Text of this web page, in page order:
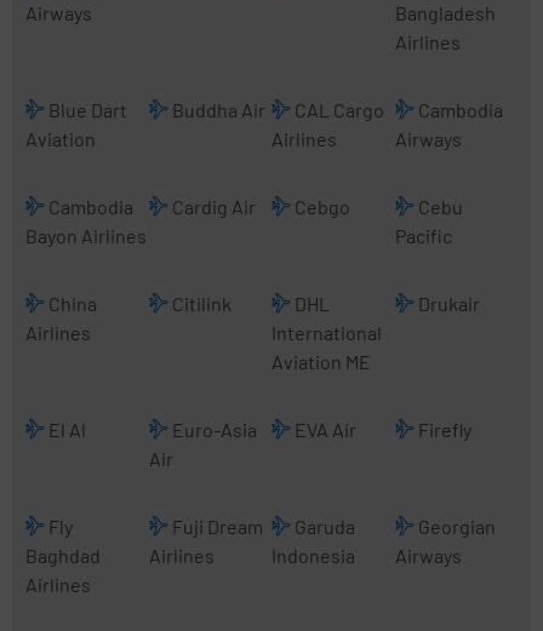
Airways
Bangladesh
Airlines
Blue Dart
Aviation
Buddha Air
CAL Cargo
Airlines
Cambodia
Airways
Cambodia
Bayon Airlines
Cardig Air Cebgo
Cebu
Pacific
China
Airlines
Citilink
DHL
International
Aviation ME
Drukair
El Al
Euro-Asia
Air
EVA Air Firefly
Fly
Baghdad
Airlines
Fuji Dream
Airlines
Garuda
Indonesia
Georgian
Airways